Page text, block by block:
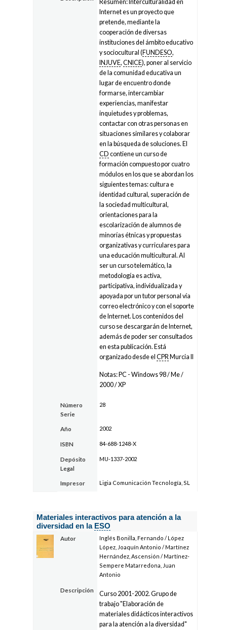
Resumen: Interculturalidad en
Internet es un proyecto que
pretende, mediante la
cooperación de diversas
instituciones del ámbito educativo
y sociocultural (FUNDESO,
INJUVE,CNICE), poner al servicio
de la comunidad educativa un
lugar de encuentro donde
formarse, intercambiar
experiencias, manifestar
inquietudes y problemas,
contactar con otras personas en
situaciones similares y colaborar
en la búsqueda de soluciones. El
CD contiene un curso de
formación compuesto por cuatro
módulos en los que se abordan los
siguientes temas: cultura e
identidad cultural, superación de
la sociedad multicultural,
orientaciones para la
escolarización de alumnos de
minorías étnicas y propuestas
organizativas y curriculares para
una educación multicultural. Al
ser un curso telemático, la
metodología es activa,
participativa, individualizada y
apoyada por un tutor personal vía
correo electrónico y con el soporte
de Internet. Los contenidos del
curso se descargarán de Internet,
además de poder ser consultados
en esta publicación. Está
organizado desde elCPR Murcia II
Notas: PC - Windows 98 / Me /
2000 / XP
Número
Serie
28
Año 2002
ISBN 84-688-1248-X
Depósito
Legal
MU-1337-2002
Impresor Ligia Comunicación Tecnología, SL
Materiales interactivos para atención a la
diversidad en la ESO
Autor
Inglés Bonilla, Fernando / López
López, Joaquín Antonio / Martínez
Hernández, Ascensión / Martínez-
Sempere Matarredona, Juan
Antonio
Descripción
Curso 2001-2002. Grupo de
trabajo "Elaboración de
materiales didácticos interactivos
para la atención a la diversidad"